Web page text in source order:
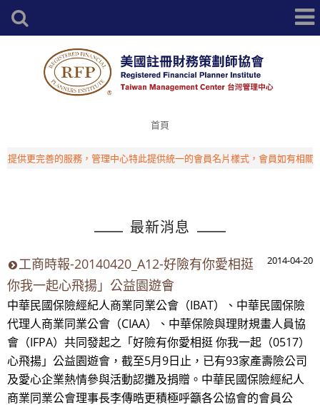
首頁
供更完善的服務，管理中心特此提供統一的會員名片樣式，會員如有相關需
最新消息
2014-04-20
工商時報-20140420_A12-好險有你愛相挺
你我一起心飛揚」公益園遊會
中華民國保險經紀人商業同業公會（IBAT）、中華民國保險
代理人商業同業公會（CIAA）、中華保險與理財規畫人員協
會（IFPA）共同發起之「好險有你愛相挺 你我一起（0517）
心飛揚」公益園遊會，截至5月9日止，已有93家產壽險公司
及愛心企業熱情參與活動認攤及捐贈。中華民國保險經紀人
商業同業公會理事長李傳晧更積極呼籲各公協會的會員公